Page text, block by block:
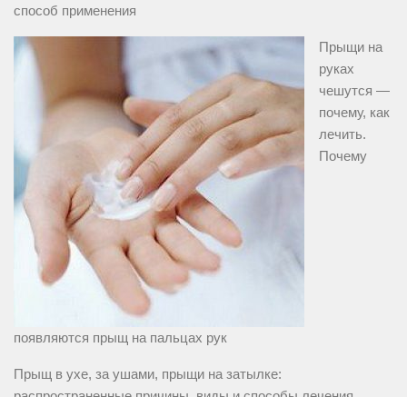
способ применения
Прыщи на
руках
чешутся —
почему, как
лечить.
Почему
появляются прыщ на пальцах рук
Прыщ в ухе, за ушами, прыщи на затылке: